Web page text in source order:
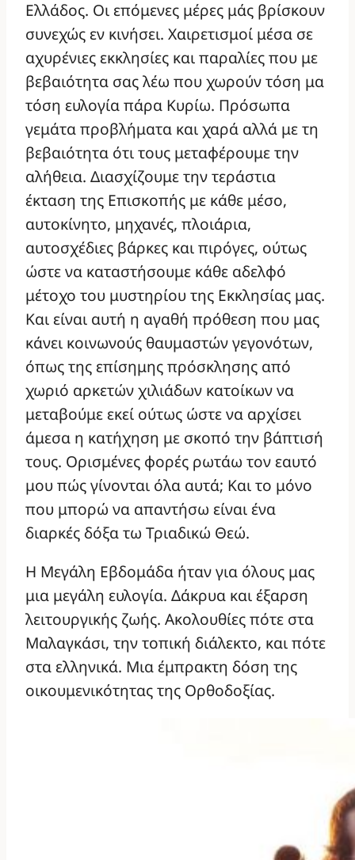
Ελλάδος. Οι επόμενες μέρες μάς βρίσκουν
συνεχώς εν κινήσει. Χαιρετισμοί μέσα σε
αχυρένιες εκκλησίες και παραλίες που με
βεβαιότητα σας λέω που χωρούν τόση μα
τόση ευλογία πάρα Κυρίω. Πρόσωπα
γεμάτα προβλήματα και χαρά αλλά με τη
βεβαιότητα ότι τους μεταφέρουμε την
αλήθεια. Διασχίζουμε την τεράστια
έκταση της Επισκοπής με κάθε μέσο,
αυτοκίνητο, μηχανές, πλοιάρια,
αυτοσχέδιες βάρκες και πιρόγες, ούτως
ώστε να καταστήσουμε κάθε αδελφό
μέτοχο του μυστηρίου της Εκκλησίας μας.
Και είναι αυτή η αγαθή πρόθεση που μας
κάνει κοινωνούς θαυμαστών γεγονότων,
όπως της επίσημης πρόσκλησης από
χωριό αρκετών χιλιάδων κατοίκων να
μεταβούμε εκεί ούτως ώστε να αρχίσει
άμεσα η κατήχηση με σκοπό την βάπτισή
τους. Ορισμένες φορές ρωτάω τον εαυτό
μου πώς γίνονται όλα αυτά; Και το μόνο
που μπορώ να απαντήσω είναι ένα
διαρκές δόξα τω Τριαδικώ Θεώ.
Η Μεγάλη Εβδομάδα ήταν για όλους μας
μια μεγάλη ευλογία. Δάκρυα και έξαρση
λειτουργικής ζωής. Ακολουθίες πότε στα
Μαλαγκάσι, την τοπική διάλεκτο, και πότε
στα ελληνικά. Μια έμπρακτη δόση της
οικουμενικότητας της Ορθοδοξίας.